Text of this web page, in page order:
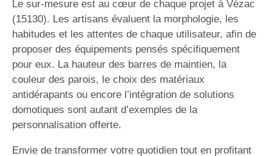
Le sur-mesure est au cœur de chaque projet à Vézac
(15130). Les artisans évaluent la morphologie, les
habitudes et les attentes de chaque utilisateur, afin de
proposer des équipements pensés spécifiquement
pour eux. La hauteur des barres de maintien, la
couleur des parois, le choix des matériaux
antidérapants ou encore l’intégration de solutions
domotiques sont autant d’exemples de la
personnalisation offerte.
Envie de transformer votre quotidien tout en profitant